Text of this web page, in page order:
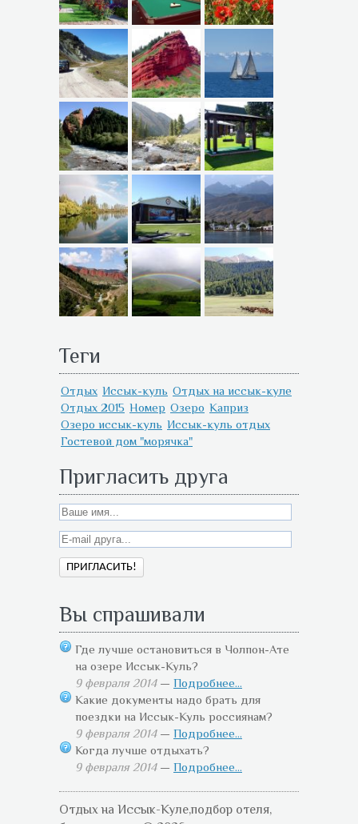
Теги
Отдых Иссык-куль Отдых на иссык-куле
Отдых 2015 Номер Озеро Каприз
Озеро иссык-куль Иссык-куль отдых
Гостевой дом "морячка"
Пригласить друга
Вы спрашивали
Где лучше остановиться в Чолпон-Ате
на озере Иссык-Куль?
9 февраля 2014— Подробнее...
Какие документы надо брать для
поездки на Иссык-Куль россиянам?
9 февраля 2014— Подробнее...
Когда лучше отдыхать?
9 февраля 2014— Подробнее...
Отдых на Иссык-Куле,подбор отеля,